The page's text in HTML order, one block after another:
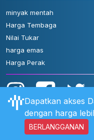
minyak mentah
Harga Tembaga
Nilai Tukar
harga emas
Harga Perak
Aturan Pengguna
Dapatkan akses
dengan harga
BERLANGGANAN